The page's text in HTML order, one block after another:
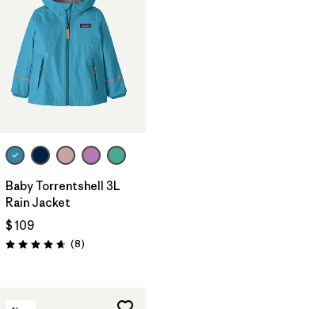
Baby Torrentshell 3L
Rain Jacket
$ 109
Valoración: 4.6 / 5
(8Comentarios
)